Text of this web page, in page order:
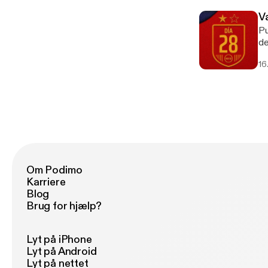
Om Podimo
Karriere
Blog
Brug for hjælp?
Lyt på iPhone
Lyt på Android
Lyt på nettet